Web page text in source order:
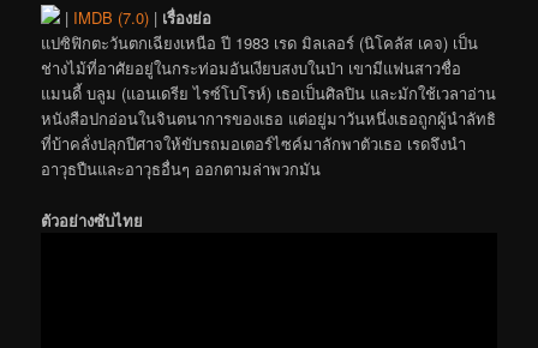
| IMDB (7.0) | เรื่องย่อ
แปซิฟิกตะวันตกเฉียงเหนือ ปี 1983 เรด มิลเลอร์ (นิโคลัส เคจ) เป็น
ช่างไม้ที่อาศัยอยู่ในกระท่อมอันเงียบสงบในป่า เขามีแฟนสาวชื่อ
แมนดี้ บลูม (แอนเดรีย ไรซ์โบโรห์) เธอเป็นศิลปิน และมักใช้เวลาอ่าน
หนังสือปกอ่อนในจินตนาการของเธอ แต่อยู่มาวันหนึ่งเธอถูกผู้นำลัทธิ
ที่บ้าคลั่งปลุกปีศาจให้ขับรถมอเตอร์ไซค์มาลักพาตัวเธอ เรดจึงนำ
อาวุธปืนและอาวุธอื่นๆ ออกตามล่าพวกมัน
ตัวอย่างซับไทย